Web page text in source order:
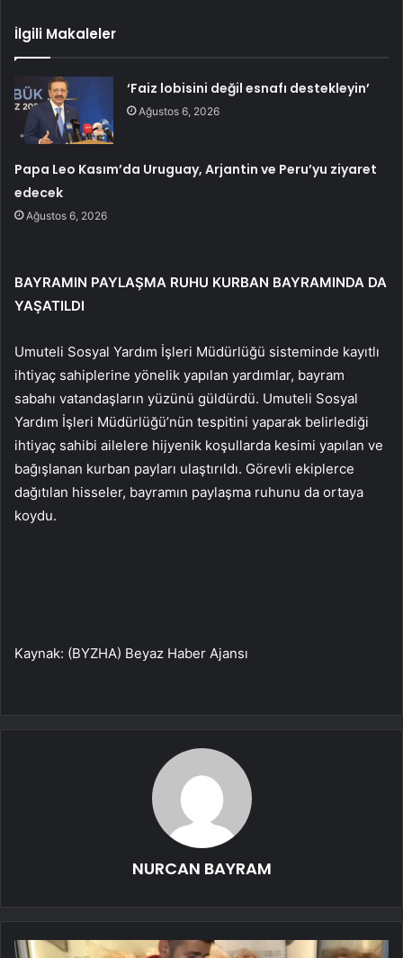
İlgili Makaleler
‘Faiz lobisini değil esnafı destekleyin’
Ağustos 6, 2026
Papa Leo Kasım’da Uruguay, Arjantin ve Peru’yu ziyaret
edecek
Ağustos 6, 2026
BAYRAMIN PAYLAŞMA RUHU KURBAN BAYRAMINDA DA
YAŞATILDI
Umuteli Sosyal Yardım İşleri Müdürlüğü sisteminde kayıtlı
ihtiyaç sahiplerine yönelik yapılan yardımlar, bayram
sabahı vatandaşların yüzünü güldürdü. Umuteli Sosyal
Yardım İşleri Müdürlüğü’nün tespitini yaparak belirlediği
ihtiyaç sahibi ailelere hijyenik koşullarda kesimi yapılan ve
bağışlanan kurban payları ulaştırıldı. Görevli ekiplerce
dağıtılan hisseler, bayramın paylaşma ruhunu da ortaya
koydu.
Kaynak: (BYZHA) Beyaz Haber Ajansı
NURCAN BAYRAM